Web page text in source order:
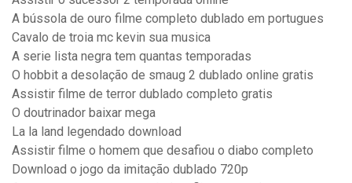
A bússola de ouro filme completo dublado em portugues
Cavalo de troia mc kevin sua musica
A serie lista negra tem quantas temporadas
O hobbit a desolação de smaug 2 dublado online gratis
Assistir filme de terror dublado completo gratis
O doutrinador baixar mega
La la land legendado download
Assistir filme o homem que desafiou o diabo completo
Download o jogo da imitação dublado 720p